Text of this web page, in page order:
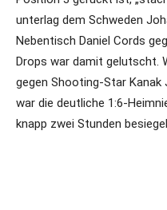
unterlag dem Schweden
Nebentisch Daniel Cords
Drops war damit gelutscht.
gegen Shooting-Star Kanak
war die deutliche 1:6-
knapp zwei Stunden